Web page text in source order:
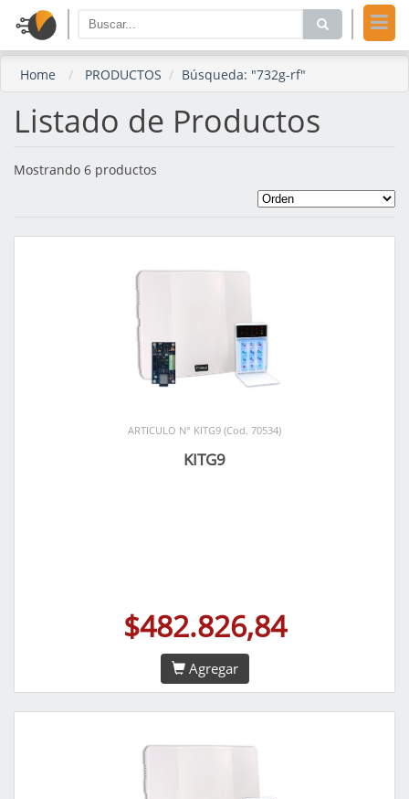
Home PRODUCTOS Búsqueda: "732g-rf"
Listado de Productos
Mostrando 6 productos
ARTICULO N° KITG9 (Cod. 70534)
KITG9
$482.826,84
Agregar